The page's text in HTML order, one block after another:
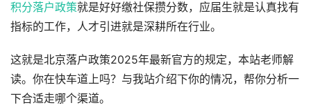
积分落户政策就是好好缴社保攒分数，应届生就是认真找有
指标的工作，人才引进就是深耕所在行业。
这就是北京落户政策2025年最新官方的规定，本站老师解
读。你在快车道上吗？与我站介绍下你的情况，帮你分析一
下合适走哪个渠道。